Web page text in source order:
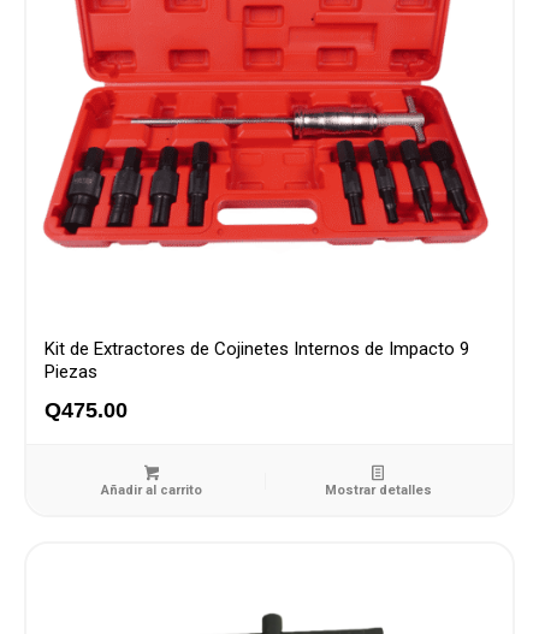
Kit de Extractores de Cojinetes Internos de Impacto 9
Piezas
Q475.00
Añadir al carrito Mostrar detalles